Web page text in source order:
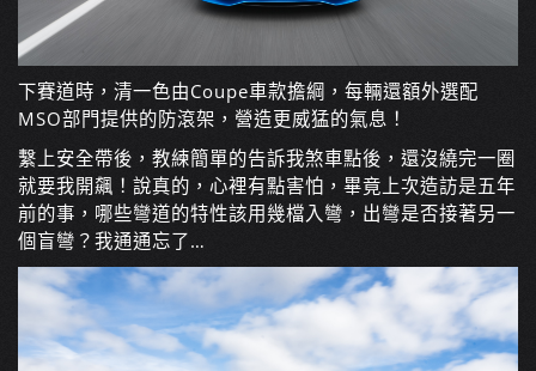
下賽道時，清一色由Coupe車款擔綱，每輛還額外選配
MSO部門提供的防滾架，營造更威猛的氣息！
繫上安全帶後，教練簡單的告訴我煞車點後，還沒繞完一圈
就要我開飆！說真的，心裡有點害怕，畢竟上次造訪是五年
前的事，哪些彎道的特性該用幾檔入彎，出彎是否接著另一
個盲彎？我通通忘了…